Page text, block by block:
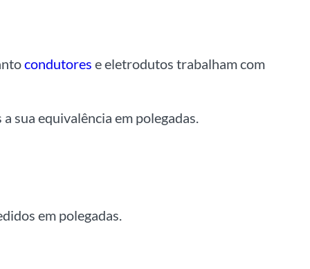
condutores e eletrodutos trabalham com
sua equivalência em polegadas.
em polegadas.